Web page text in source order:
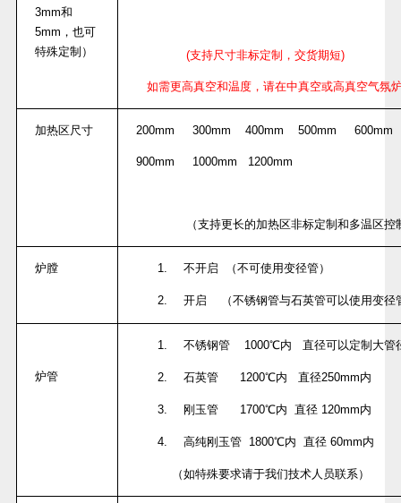
3mm和
5mm ，也可
特殊定制）
(支持尺寸非标定制，交货期短)
如需更高真空和温度，请在中真空或高真空气氛
加热区尺寸 200mm 300mm 400mm 500mm 600mm
900mm 1000mm 1200mm
（支持更长的加热区非标定制和多温区控
炉膛 1. 不开启 （不可使用变径管）
2. 开启 （不锈钢管与石英管可以使用变径
炉管
1. 不锈钢管1000℃内 直径可以定制大管
2. 石英管1200℃内 直径250mm内
3. 刚玉管1700℃内 直径120mm内
4. 高纯刚玉管1800℃内 直径60mm内
（如特殊要求请于我们技术人员联系）